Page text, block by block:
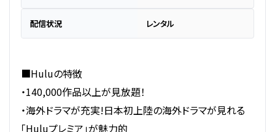
配信状況 レンタル
■Huluの特徴
・140,000作品以上が見放題！
・海外ドラマが充実!日本初上陸の海外ドラマが見れる
「Huluプレミア」が魅力的